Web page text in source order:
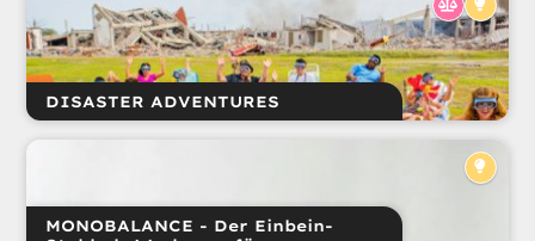
DISASTER ADVENTURES
MONOBALANCE - Der Einbein-